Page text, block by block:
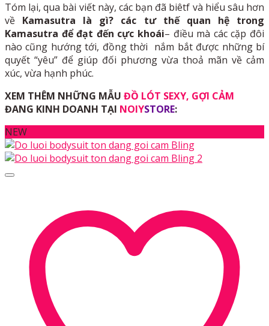
Tóm lại, qua bài viết này, các bạn đã biêtf và hiểu sâu hơn
về Kamasutra là gì? các tư thế quan hệ trong
Kamasutra để đạt đến cực khoái– điều mà các cặp đôi
nào cũng hướng tới, đồng thời nắm bắt được những bí
quyết “yêu” để giúp đối phương vừa thoả mãn về cảm
xúc, vừa hạnh phúc.
XEM THÊM NHỮNG MẪU ĐỒ LÓT SEXY, GỢI CẢM
ĐANG KINH DOANH TẠI NOIYSTORE:
NEW